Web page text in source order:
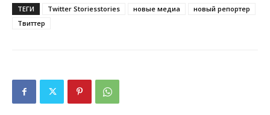
ТЕГИ Twitter Storiesstories новые медиа
новый репортер
Твиттер